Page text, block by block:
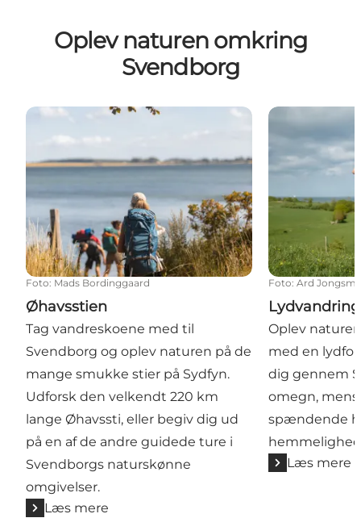
Oplev naturen omkring
Svendborg
Øhavsstien
Foto: Mads Bordinggaard
Øhavsstien
Tag vandreskoene med til
Svendborg og oplev naturen på de
mange smukke stier på Sydfyn.
Udforsk den velkendt 220 km
lange Øhavssti, eller begiv dig ud
på en af de andre guidede ture i
Svendborgs naturskønne
omgivelser.
Læs mere
Foto: Ard
Oplev
med en
dig gennem
omegn,
spændende
Læs mere